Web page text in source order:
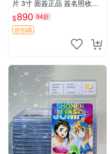
片 3寸 面簽正品 簽名照收藏
推薦 電腦 動畫 原創漫畫
$890 94折
折扣碼